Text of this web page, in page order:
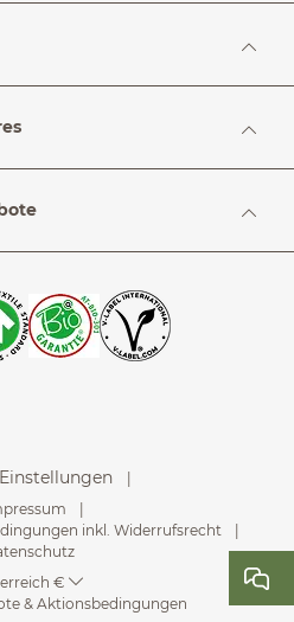
& Aktionsbedingungen
inkl. Widerrufsrecht
€